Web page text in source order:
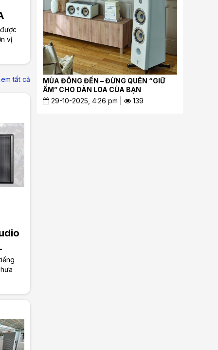
vị
các
tất cả
này
MÙA ĐÔNG ĐẾN – ĐỪNG QUÊN “GIỮ
ẤM” CHO DÀN LOA CỦA BẠN
29-10-2025, 4:26 pm |
139